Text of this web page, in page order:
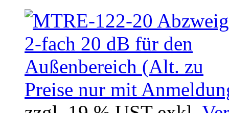
Preise nur mit